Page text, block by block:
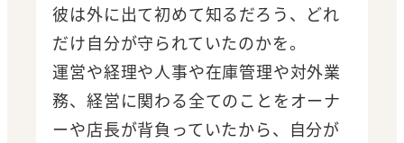
彼は外に出て初めて知るだろう、どれ
だけ自分が守られていたのかを。
運営や経理や人事や在庫管理や対外業
務、経営に関わる全てのことをオーナ
ーや店長が背負っていたから、自分が